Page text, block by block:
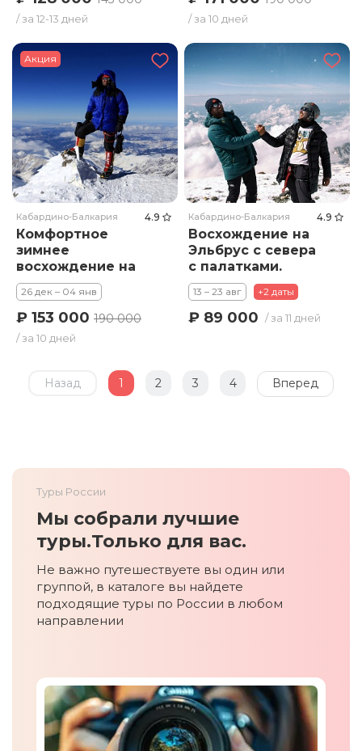
/ за 12-13 дней / за 10 дней
Акция
Кабардино-Балкария 4.9
Комфортное
зимнее
восхождение на
Эльбрус с юга .
Тариф Стандарт
26 дек – 04 янв
₽ 153 000 190 000
/ за 10 дней
Кабардино-Балкария 4.9
Восхождение на
Эльбрус с севера
с палатками.
Тариф Премиум
13 – 23 авг +2 даты
₽ 89 000 / за 11 дней
Назад 1 2 3 4 Вперед
Туры России
Мы собрали лучшие
туры.Только для вас.
Не важно путешествуете вы один или
группой, в каталоге вы найдете
подходящие туры по России в любом
направлении